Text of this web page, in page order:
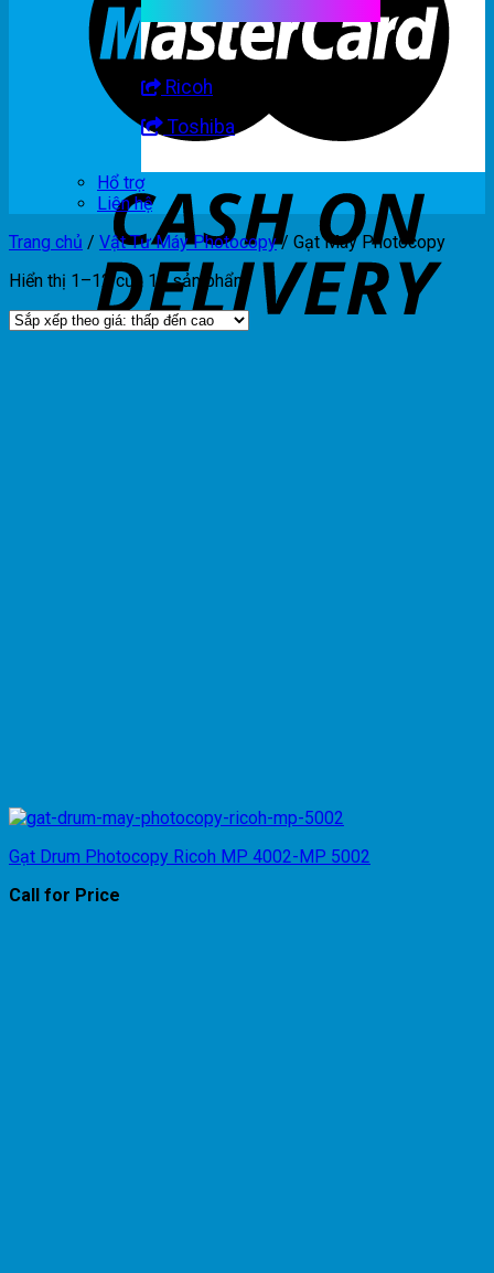
Ricoh
Toshiba
Hổ trợ
Liên hệ
Trang chủ / Vật Tư Máy Photocopy / Gạt Máy Photocopy
Hiển thị 1–12 của 13 sản phẩm
Gạt Drum Photocopy Ricoh MP 4002-MP 5002
Call for Price